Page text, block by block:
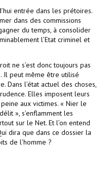
entrée dans les prétoires.
dans des commissions
du temps, à consolider
l’Etat criminel et
ne s’est donc toujours pas
Il peut même être utilisé
Dans l’état actuel des choses,
Elles imposent leurs
aux victimes. « Nier le
», s’enflamment les
sur le Net. Et l’on entend
dira que dans ce dossier la
de l’homme ?